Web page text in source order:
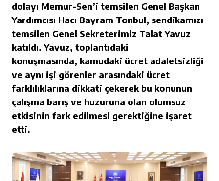
dolayı Memur-Sen’i temsilen Genel Başkan
Yardımcısı Hacı Bayram Tonbul, sendikamızı
temsilen Genel Sekreterimiz Talat Yavuz
katıldı. Yavuz, toplantıdaki
konuşmasında, kamudaki ücret adaletsizliği
ve aynı işi görenler arasındaki ücret
farklılıklarına dikkati çekerek bu konunun
çalışma barış ve huzuruna olan olumsuz
etkisinin fark edilmesi gerektiğine işaret
etti.